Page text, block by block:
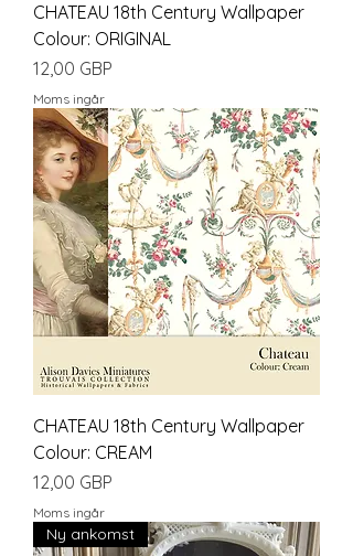
CHATEAU 18th Century Wallpaper
Colour: ORIGINAL
Pris
12,00 GBP
Moms ingår
CHATEAU 18th Century Wallpaper
Colour: CREAM
Pris
12,00 GBP
Moms ingår
Ny ankomst